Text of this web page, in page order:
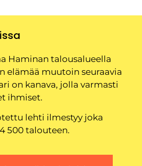
Haminan talousalueella
elämää muutoin seuraavia
on kanava, jolla varmasti
ihmiset.
lehti ilmestyy joka
500 talouteen.